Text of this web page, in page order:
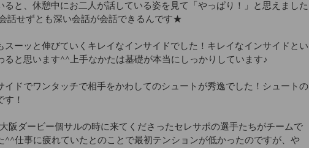
ると、休憩中にお二人が話している姿を見て「やっぱり！」と思えました
話せずとも深い会話が会話できるんです★
スーッと伸びていくキレイなインサイドでした！キレイなインサイドとい
ると思います^^上手なかたは基礎が本当にしっかりしています♪
イドでワンタッチで相手をかわしてのシュートが秀逸でした！シュートの
！
阪ダービー個サルの時に来てくださったセレサポの選手たちがチームで
^^仕事に疲れていたとのことで最初テンションが低かったのですが、や